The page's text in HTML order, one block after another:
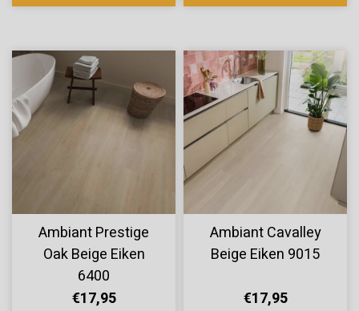
Ambiant Prestige
Oak Beige Eiken
6400
€17,95
Ambiant Cavalley
Beige Eiken 9015
€17,95